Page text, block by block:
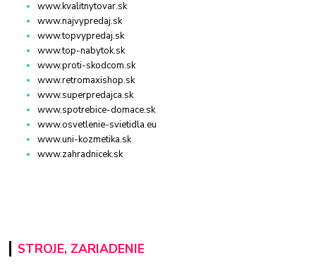
www.kvalitnytovar.sk
www.najvypredaj.sk
www.topvypredaj.sk
www.top-nabytok.sk
www.proti-skodcom.sk
www.retromaxishop.sk
www.superpredajca.sk
www.spotrebice-domace.sk
www.osvetlenie-svietidla.eu
www.uni-kozmetika.sk
www.zahradnicek.sk
STROJE, ZARIADENIE